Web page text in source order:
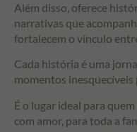
Além disso, oferece
narrativas que
fortalecem o vínculo
Cada história é uma
momentos inesquecíveis
É o lugar ideal para
com amor, para toda a